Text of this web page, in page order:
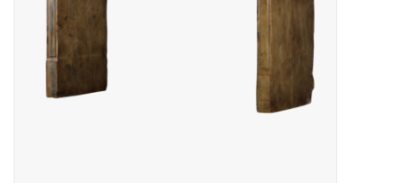
Vloeren - Steen, Terra Cotta
& Marmer